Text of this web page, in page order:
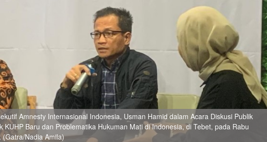
Amnesty Internasional Indonesia, Usman Hamid dalam Acara Diskusi Publik
KUHP Baru dan Problematika Hukuman Mati di Indonesia, di Tebet, pada Rabu
(Gatra/Nadia Amila)